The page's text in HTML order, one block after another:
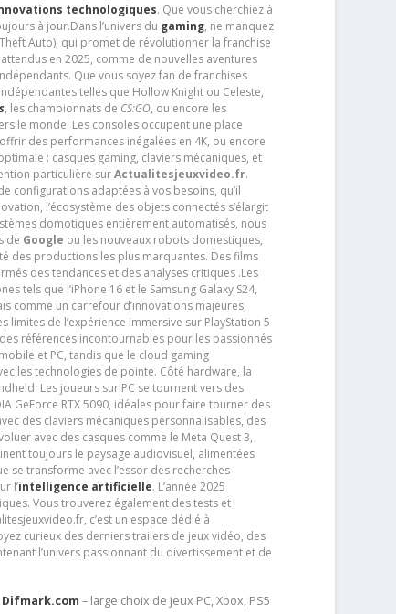
technologiques. Que vous cherchiez à
à jour.Dans l’univers du gaming, ne manquez
Auto), qui promet de révolutionner la franchise
en 2025, comme de nouvelles aventures
Que vous soyez fan de franchises
telles que Hollow Knight ou Celeste,
, les championnats de CS:GO, ou encore les
le monde. Les consoles occupent une place
des performances inégalées en 4K, ou encore
: casques gaming, claviers mécaniques, et
particulière surActualitesjeuxvideo.fr.
configurations adaptées à vos besoins, qu’il
l’écosystème des objets connectés s’élargit
domotiques entièrement automatisés, nous
de Google ou les nouveaux robots domestiques,
des productions les plus marquantes. Des films
des tendances et des analyses critiques .Les
tels que l’iPhone 16 et le Samsung Galaxy S24,
comme un carrefour d’innovations majeures,
limites de l’expérience immersive sur PlayStation 5
références incontournables pour les passionnés
et PC, tandis que le cloud gaming
les technologies de pointe. Côté hardware, la
Les joueurs sur PC se tournent vers des
GeForce RTX 5090, idéales pour faire tourner des
des claviers mécaniques personnalisables, des
avec des casques comme le Meta Quest 3,
toujours le paysage audiovisuel, alimentées
se transforme avec l’essor des recherches
l’intelligence artificielle. L’année 2025
Vous trouverez également des tests et
c’est un espace dédié à
curieux des derniers trailers de jeux vidéo, des
l’univers passionnant du divertissement et de
Difmark.com – large choix de jeux PC, Xbox, PS5